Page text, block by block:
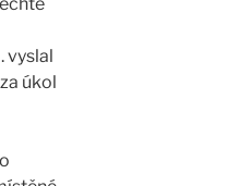
vyslal
úkol